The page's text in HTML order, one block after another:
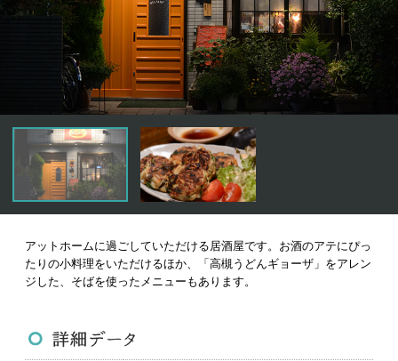
アットホームに過ごしていただける居酒屋です。お酒のアテにぴっ
たりの小料理をいただけるほか、「高槻うどんギョーザ」をアレン
ジした、そばを使ったメニューもあります。
ギャラリー
散策モデルコース一覧
高槻市観光協会について
お知らせ
はにたん着ぐるみ貸出
たかつきナビゲーター